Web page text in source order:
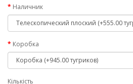
Наличник
Коробка
Кількість